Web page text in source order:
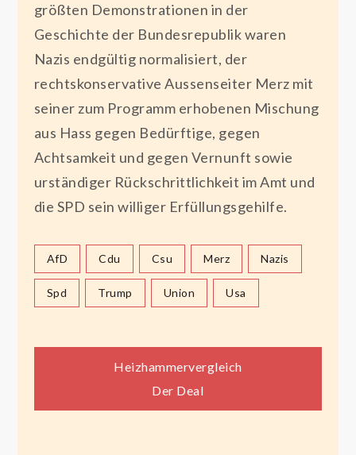
größten Demonstrationen in der
Geschichte der Bundesrepublik waren
Nazis endgültig normalisiert, der
rechtskonservative Aussenseiter Merz mit
seiner zum Programm erhobenen Mischung
aus Hass gegen Bedürftige, gegen
Achtsamkeit und gegen Vernunft sowie
urständiger Rückschrittlichkeit im Amt und
die SPD sein williger Erfüllungsgehilfe.
AfD Cdu Csu Merz Nazis
Spd Trump Union Usa
Beitragsnavigation
Heizhammervergleich
Der Deal